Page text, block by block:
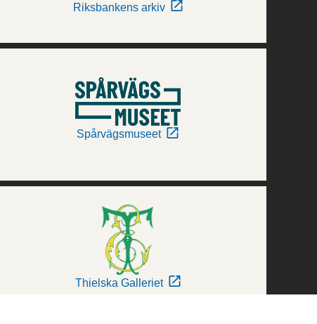
Riksbankens arkiv
Spårvägsmuseet
Thielska Galleriet